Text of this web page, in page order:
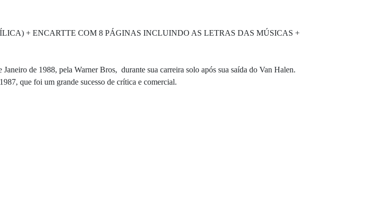
+ ENCARTTE COM 8 PÁGINAS INCLUINDO AS LETRAS DAS MÚSICAS +
21/08/1988
de 1988, pela Warner Bros, durante sua carreira solo após sua saída do Van Halen.
que foi um grande sucesso de crítica e comercial.